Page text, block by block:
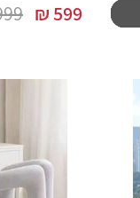
599
₪
₪